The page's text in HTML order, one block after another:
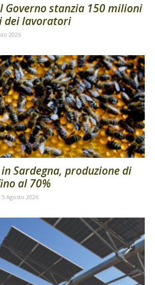
Governo stanzia 150 milioni
dei lavoratori
2026
Sardegna, produzione di
al 70%
5 Agosto 2026